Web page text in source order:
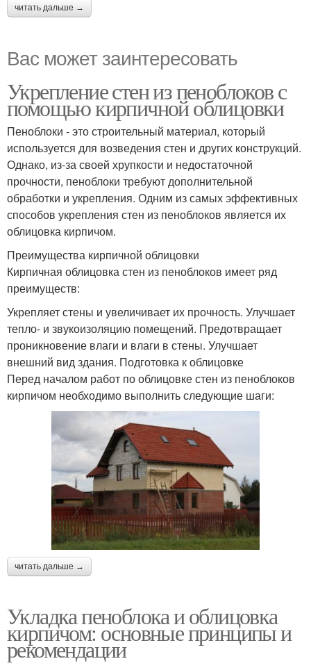
читать дальше →
Вас может заинтересовать
Укрепление стен из пеноблоков с
помощью кирпичной облицовки
Пеноблоки - это строительный материал, который
используется для возведения стен и других конструкций.
Однако, из-за своей хрупкости и недостаточной
прочности, пеноблоки требуют дополнительной
обработки и укрепления. Одним из самых эффективных
способов укрепления стен из пеноблоков является их
облицовка кирпичом.
Преимущества кирпичной облицовки
Кирпичная облицовка стен из пеноблоков имеет ряд
преимуществ:
Укрепляет стены и увеличивает их прочность. Улучшает
тепло- и звукоизоляцию помещений. Предотвращает
проникновение влаги и влаги в стены. Улучшает
внешний вид здания. Подготовка к облицовке
Перед началом работ по облицовке стен из пеноблоков
кирпичом необходимо выполнить следующие шаги:
читать дальше →
Укладка пеноблока и облицовка
кирпичом: основные принципы и
рекомендации